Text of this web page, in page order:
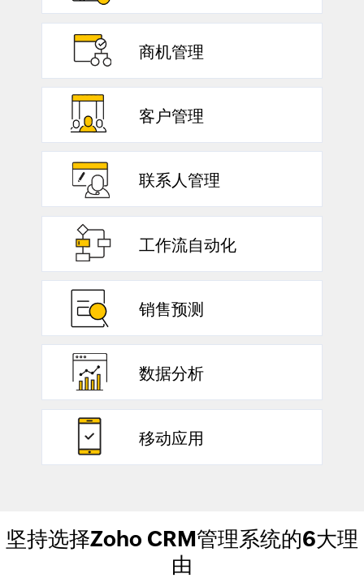
销售管理软件
50强
Gartner Peer Insights
海量线索创建、培育、评分、转化、分发
商机管理
识别并跟踪销售机会，促进快速成单
客户管理
统一客户资源，建立360°客户视图
联系人管理
与每一位联系人紧密互动，建立持久的客
工作流自动化
自动处理日常任务，为销售人员节省时间
销售预测
根据当前销售趋势梳理数据，进行精准的
数据分析
快速生成报表和仪表板，全面了解业务运
移动应用
系统并与团队协同，推动成交
坚持选择Zoho CRM管理系统的6大理
由